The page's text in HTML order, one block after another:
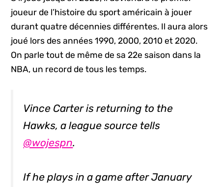
joueur de l’histoire du sport américain à jouer
durant quatre décennies différentes. Il aura alors
joué lors des années 1990, 2000, 2010 et 2020.
On parle tout de même de sa 22e saison dans la
NBA, un record de tous les temps.
Vince Carter is returning to the
Hawks, a league source tells
@wojespn.
If he plays in a game after January